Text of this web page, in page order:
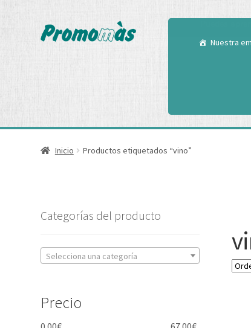
Nuestra
Inicio Productos etiquetados “vino”
Categorías del producto
Selecciona una categoría
Precio